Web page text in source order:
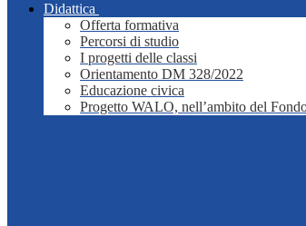
Didattica
Offerta formativa
Percorsi di studio
I progetti delle classi
Orientamento DM 328/2022
Educazione civica
Progetto WALO, nell’ambito del